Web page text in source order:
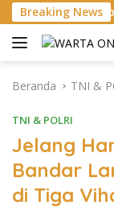
Langsung
ke
konten
Breaking News
di Tanggamus
Beranda TNI &
TNI & POLRI
Jelang
Bandar
di Tiga